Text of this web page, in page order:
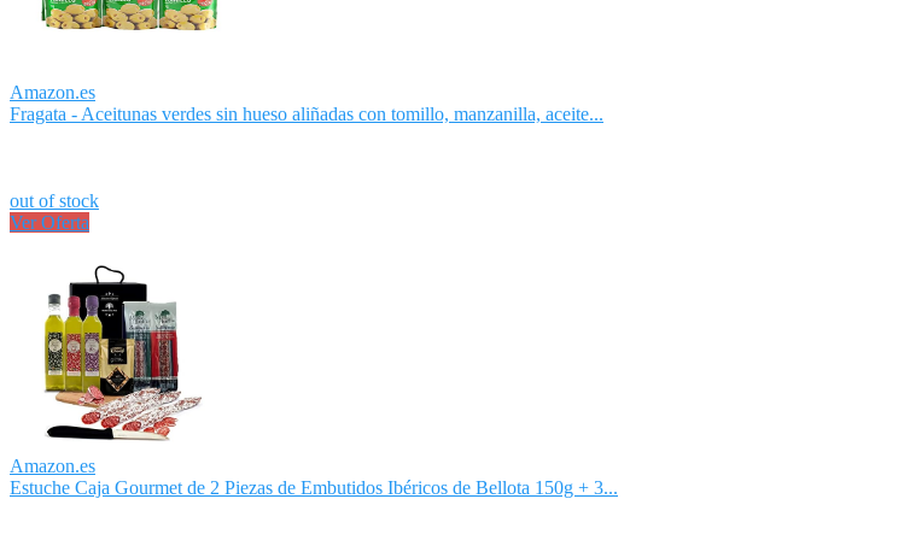
Amazon.es
Fragata - Aceitunas verdes sin hueso aliñadas con tomillo, manzanilla, aceite...
out of stock
Ver Oferta
Amazon.es
Estuche Caja Gourmet de 2 Piezas de Embutidos Ibéricos de Bellota 150g + 3...